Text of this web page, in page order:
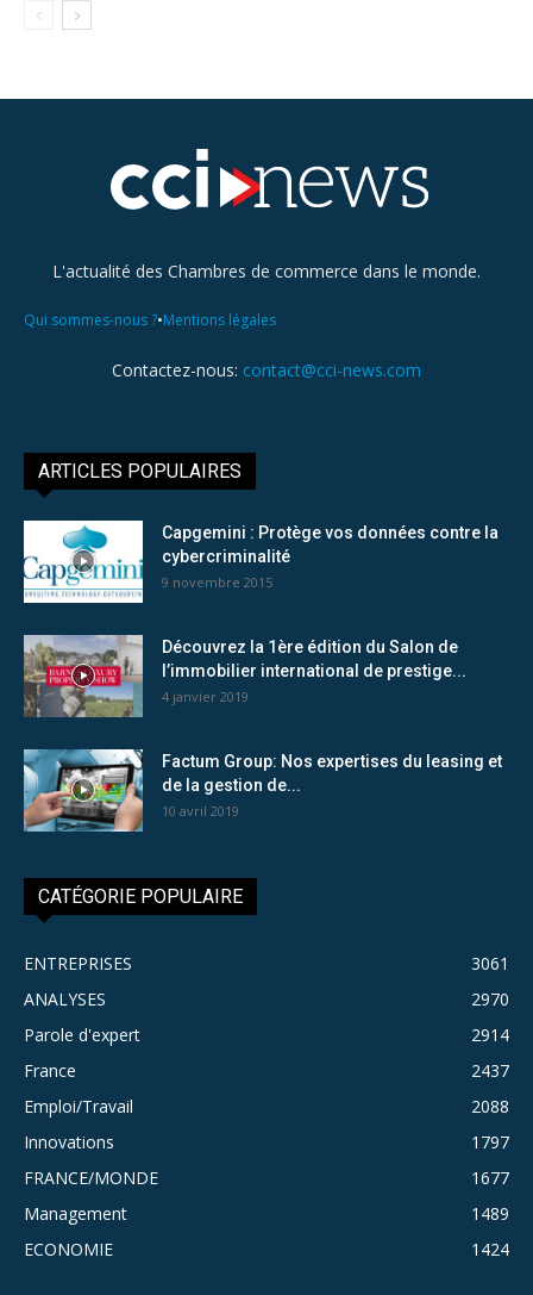
L'actualité des Chambres de commerce dans le monde.
Qui sommes-nous ?•Mentions légales
Contactez-nous: contact@cci-news.com
ARTICLES POPULAIRES
Capgemini : Protège vos données contre la
cybercriminalité
9 novembre 2015
Découvrez la 1ère édition du Salon de
l’immobilier international de prestige...
4 janvier 2019
Factum Group: Nos expertises du leasing et
de la gestion de...
10 avril 2019
CATÉGORIE POPULAIRE
ENTREPRISES
3061
ANALYSES
2970
Parole d'expert
2914
France
2437
Emploi/Travail
2088
Innovations
1797
FRANCE/MONDE
1677
Management
1489
ECONOMIE
1424